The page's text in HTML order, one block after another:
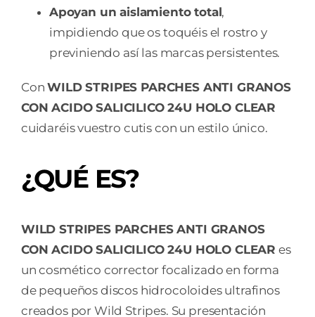
Apoyan un aislamiento total,
impidiendo que os toquéis el rostro y
previniendo así las marcas persistentes.
ConWILD STRIPES PARCHES ANTI GRANOS
CON ACIDO SALICILICO 24U HOLO CLEAR
cuidaréis vuestro cutis con un estilo único.
¿QUÉ ES?
WILD STRIPES PARCHES ANTI GRANOS
CON ACIDO SALICILICO 24U HOLO CLEAR es
un cosmético corrector focalizado en forma
de pequeños discos hidrocoloides ultrafinos
creados por Wild Stripes. Su presentación